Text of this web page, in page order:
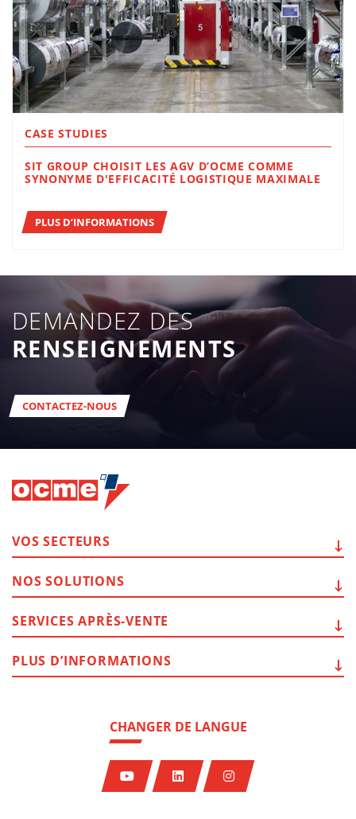
CASE STUDIES
SIT GROUP CHOISIT LES AGV D’OCME COMME
SYNONYME D'EFFICACITÉ LOGISTIQUE MAXIMALE
PLUS D’INFORMATIONS
DEMANDEZ DES
RENSEIGNEMENTS
CONTACTEZ-NOUS
CHANGER DE LANGUE
VOS SECTEURS
NOS SOLUTIONS
SERVICES APRÈS-VENTE
PLUS D’INFORMATIONS